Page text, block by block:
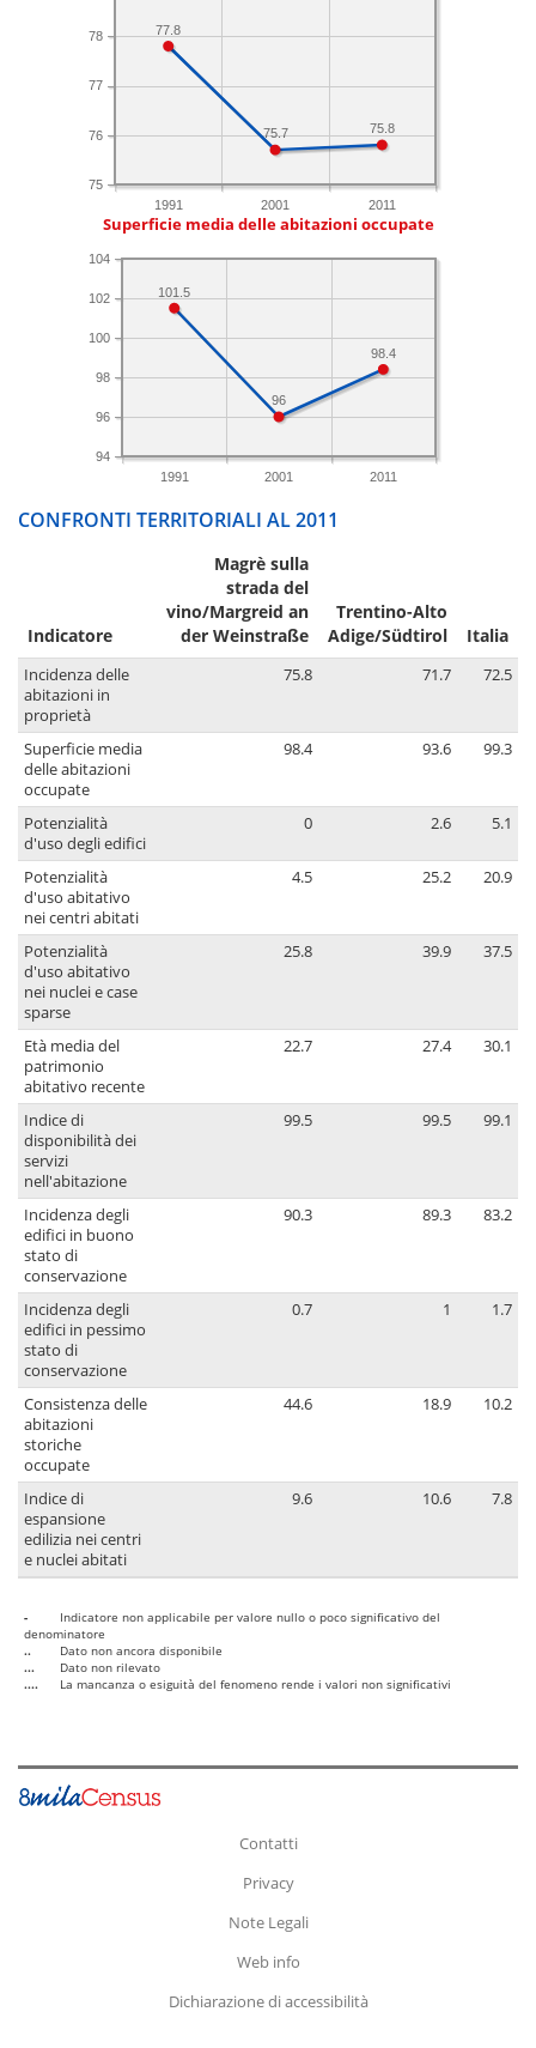
1991 2001 2011
75
76
77
78
75.8
75.7
77.8
Superficie media delle abitazioni occupate
1991 2001 2011
94
96
98
100
102
104
98.4
96
101.5
CONFRONTI TERRITORIALI AL 2011
Indicatore
Magrè sulla
strada del
vino/Margreid an
der Weinstraße
Trentino-Alto
Adige/Südtirol
Italia
Incidenza delle
abitazioni in
proprietà
75.8 71.7 72.5
Superficie media
delle abitazioni
occupate
98.4 93.6 99.3
Potenzialità
d'uso degli edifici
0 2.6 5.1
Potenzialità
d'uso abitativo
nei centri abitati
4.5 25.2 20.9
Potenzialità
d'uso abitativo
nei nuclei e case
sparse
25.8 39.9 37.5
Età media del
patrimonio
abitativo recente
22.7 27.4 30.1
Indice di
disponibilità dei
servizi
nell'abitazione
99.5 99.5 99.1
Incidenza degli
edifici in buono
stato di
conservazione
90.3 89.3 83.2
Incidenza degli
edifici in pessimo
stato di
conservazione
0.7 1 1.7
Consistenza delle
abitazioni
storiche
occupate
44.6 18.9 10.2
Indice di
espansione
edilizia nei centri
e nuclei abitati
9.6 10.6 7.8
-
Indicatore non applicabile per valore nullo o poco significativo del
denominatore
..
Dato non ancora disponibile
...
Dato non rilevato
....
La mancanza o esiguità del fenomeno rende i valori non significativi
Contatti
Privacy
Note Legali
Web info
Dichiarazione di accessibilità